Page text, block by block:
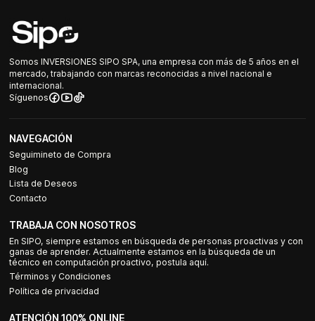
Somos INVERSIONES SIPO SPA, una empresa con más de 5 años en el
mercado, trabajando con marcas reconocidas a nivel nacional e
internacional.
Síguenos
NAVEGACIÓN
Seguimineto de Compra
Blog
Lista de Deseos
Contacto
TRABAJA CON NOSOTROS
En SIPO, siempre estamos en búsqueda de personas proactivas y con
ganas de aprender. Actualmente estamos en la búsqueda de un
técnico en computación proactivo, postula aquí.
Términos y Condiciones
Política de privacidad
ATENCIÓN 100% ONLINE